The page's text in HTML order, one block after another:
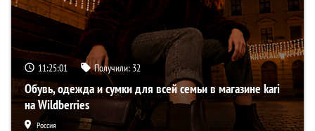
11:25:00 Получили: 32
Обувь, одежда и сумки для всей семьи в магазине kari
на Wildberries
Россия